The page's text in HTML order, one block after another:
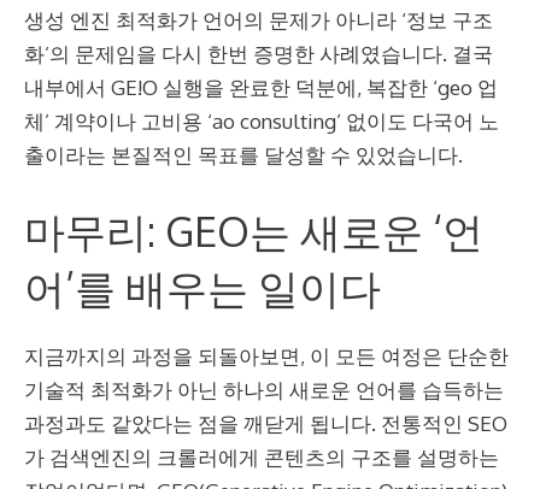
생성 엔진 최적화가 언어의 문제가 아니라 ‘정보 구조
화’의 문제임을 다시 한번 증명한 사례였습니다. 결국
내부에서 GE!O 실행을 완료한 덕분에, 복잡한 ‘geo 업
체’ 계약이나 고비용 ‘ao consulting’ 없이도 다국어 노
출이라는 본질적인 목표를 달성할 수 있었습니다.
마무리: GEO는 새로운 ‘언
어’를 배우는 일이다
지금까지의 과정을 되돌아보면, 이 모든 여정은 단순한
기술적 최적화가 아닌 하나의 새로운 언어를 습득하는
과정과도 같았다는 점을 깨닫게 됩니다. 전통적인 SEO
가 검색엔진의 크롤러에게 콘텐츠의 구조를 설명하는